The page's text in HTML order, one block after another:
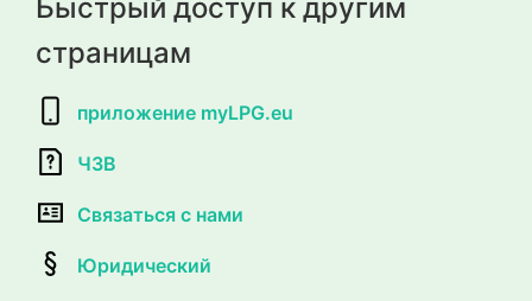
Быстрый доступ к другим
страницам
приложение myLPG.eu
ЧЗВ
Связаться с нами
Юридический